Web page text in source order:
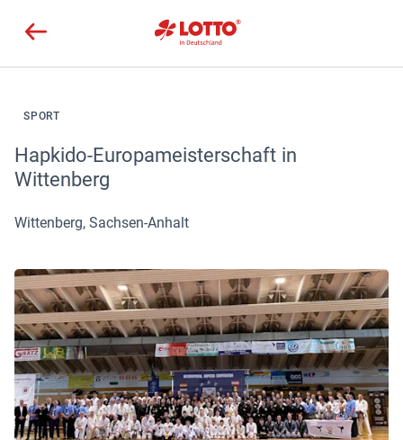
SPORT
Hapkido-Europameisterschaft in
Wittenberg
Wittenberg, Sachsen-Anhalt